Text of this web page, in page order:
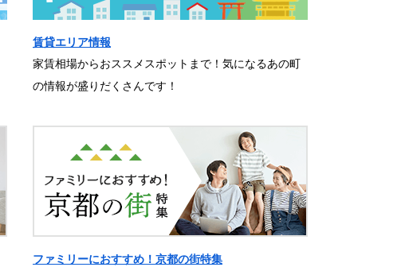
賃貸エリア情報
家賃相場からおススメスポットまで！気になるあの町
の情報が盛りだくさんです！
ファミリーにおすすめ！京都の街特集